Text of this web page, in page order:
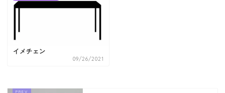
イメチェン
09/26/2021